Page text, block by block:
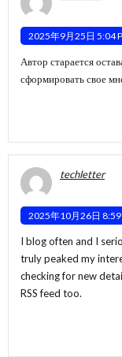
2025年9月25日 5:04
Автор старается
сформировать свое
techletter
2025年10月26日 8:59
I blog often and I
truly peaked my
checking for new
RSS feed too.